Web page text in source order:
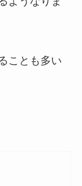
ことも多い